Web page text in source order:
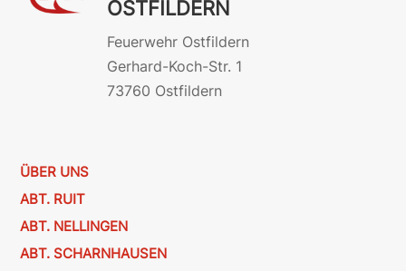
OSTFILDERN
Feuerwehr Ostfildern
Gerhard-Koch-Str. 1
73760 Ostfildern
ÜBER UNS
ABT. RUIT
ABT. NELLINGEN
ABT. SCHARNHAUSEN